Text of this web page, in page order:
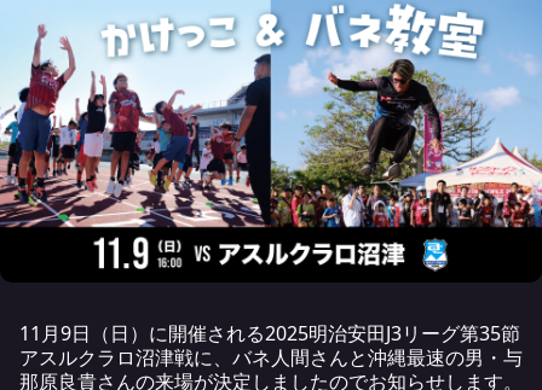
11月9日（日）に開催される2025明治安田J3リーグ第35節
アスルクラロ沼津戦に、バネ人間さんと沖縄最速の男・与
那原良貴さんの来場が決定しましたのでお知らせします。